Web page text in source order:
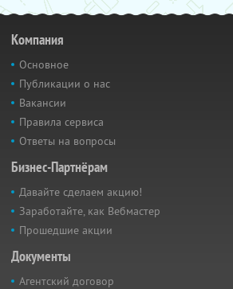
Компания
Основное
Публикации о нас
Вакансии
Правила сервиса
Ответы на вопросы
Бизнес-Партнёрам
Давайте сделаем акцию!
Заработайте, как Вебмастер
Прошедшие акции
Документы
Агентский договор